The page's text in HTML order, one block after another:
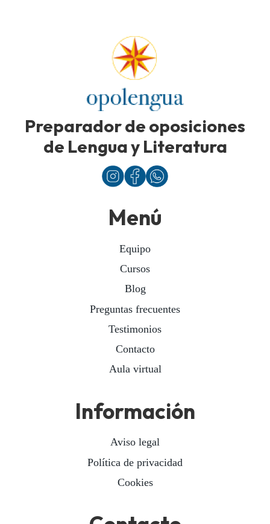
Preparador de oposiciones
de Lengua y Literatura
Menú
Equipo
Cursos
Blog
Preguntas frecuentes
Testimonios
Contacto
Aula virtual
Información
Aviso legal
Política de privacidad
Cookies